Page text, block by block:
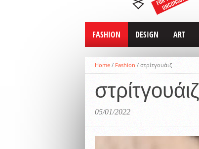
FASHION DESIGN ART
Home / Fashion / στρίτγουάιζ
στρίτγουάιζ
05/01/2022